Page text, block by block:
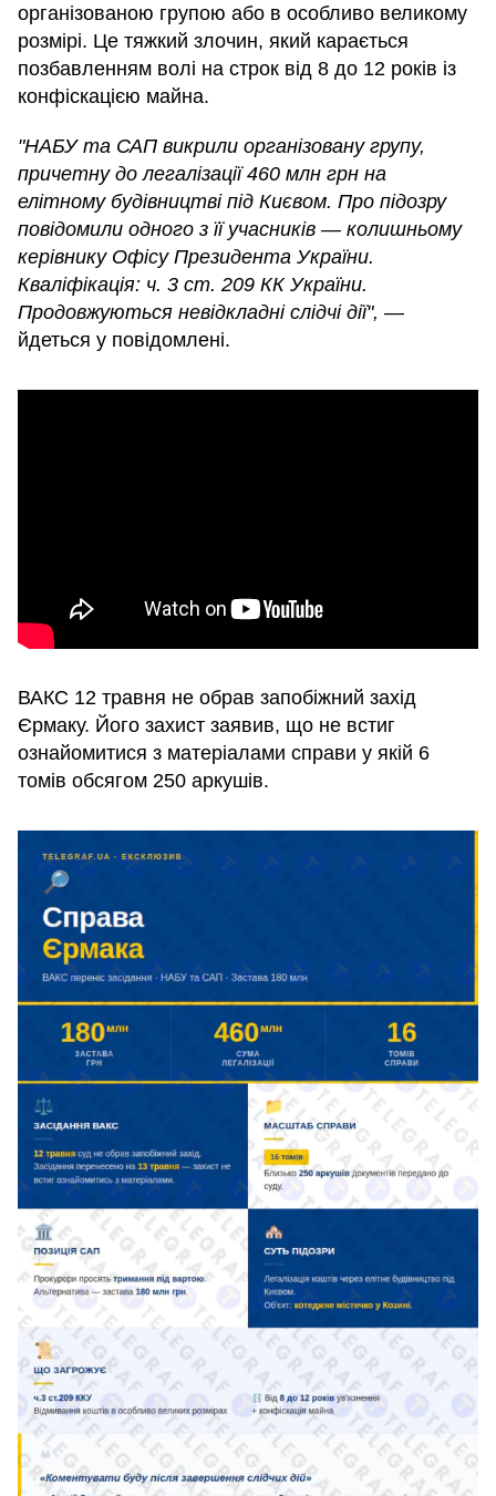
організованою групою або в особливо великому
розмірі. Це тяжкий злочин, який карається
позбавленням волі на строк від 8 до 12 років із
конфіскацією майна.
"НАБУ та САП викрили організовану групу,
причетну до легалізації 460 млн грн на
елітному будівництві під Києвом. Про підозру
повідомили одного з її учасників — колишньому
керівнику Офісу Президента України.
Кваліфікація: ч. 3 ст. 209 КК України.
Продовжуються невідкладні слідчі дії", —
йдеться у повідомлені.
ВАКС 12 травня не обрав запобіжний захід
Єрмаку. Його захист заявив, що не встиг
ознайомитися з матеріалами справи у якій 6
томів обсягом 250 аркушів.